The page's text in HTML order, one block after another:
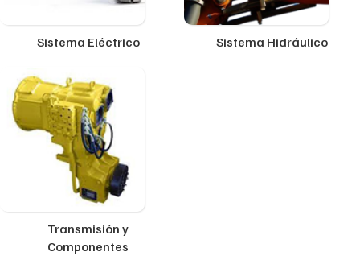
Sistema Eléctrico Sistema Hidráulico
Transmisión y
Componentes